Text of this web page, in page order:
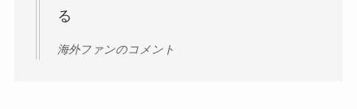
る
海外ファンのコメント